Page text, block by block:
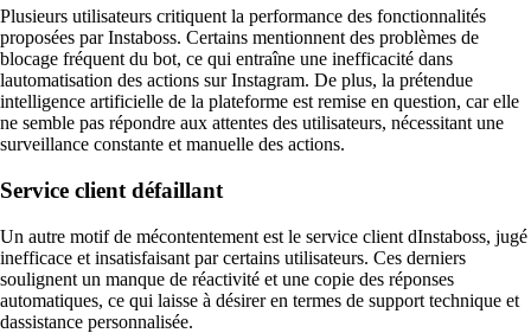
Plusieurs utilisateurs critiquent la performance des fonctionnalités
proposées par Instaboss. Certains mentionnent des problèmes de
blocage fréquent du bot, ce qui entraîne une inefficacité dans
lautomatisation des actions sur Instagram. De plus, la prétendue
intelligence artificielle de la plateforme est remise en question, car elle
ne semble pas répondre aux attentes des utilisateurs, nécessitant une
surveillance constante et manuelle des actions.
Service client défaillant
Un autre motif de mécontentement est le service client dInstaboss, jugé
inefficace et insatisfaisant par certains utilisateurs. Ces derniers
soulignent un manque de réactivité et une copie des réponses
automatiques, ce qui laisse à désirer en termes de support technique et
dassistance personnalisée.